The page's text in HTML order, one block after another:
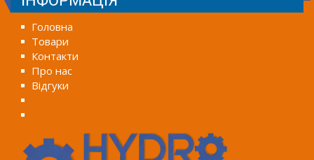
Головна
Товари
Контакти
Про нас
Відгуки